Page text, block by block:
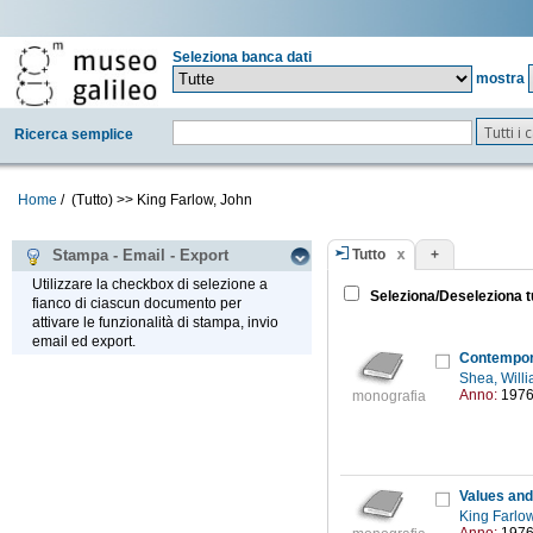
Seleziona banca dati
mostra
Ricerca semplice Tutti i
Home / (Tutto) >> King Farlow, John
Stampa - Email - Export
Utilizzare la checkbox di selezione a
fianco di ciascun documento per
attivare le funzionalità di stampa, invio
email ed export.
Tutto +
Seleziona/Deseleziona
monografia
Shea,
Anno: 1976
Values
King